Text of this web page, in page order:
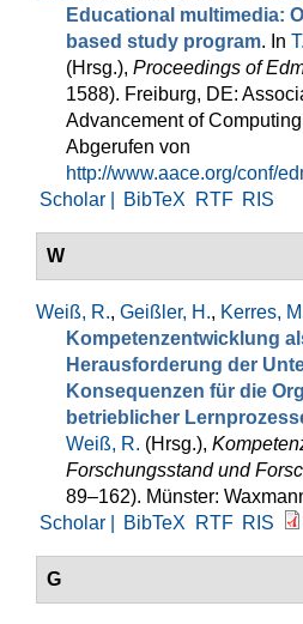
Educational multimedia:
based study program. In
(Hrsg.), Proceedings of
1588). Freiburg, DE:
Advancement of
Abgerufen von
http://www.aace.org/conf/
Scholar |
BibTeX RTF RIS
W
Weiß, R., Geißler, H., Kerres,
Kompetenzentwicklung
Herausforderung der
Konsequenzen für die
betrieblicher
Weiß, R. (Hrsg.),
Forschungsstand und
89–162). Münster:
Scholar |
BibTeX RTF RIS
G